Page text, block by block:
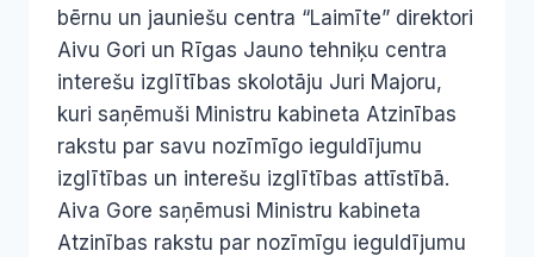
bērnu un jauniešu centra “Laimīte” direktori
Aivu Gori un Rīgas Jauno tehniķu centra
interešu izglītības skolotāju Juri Majoru,
kuri saņēmuši Ministru kabineta Atzinības
rakstu par savu nozīmīgo ieguldījumu
izglītības un interešu izglītības attīstībā.
Aiva Gore saņēmusi Ministru kabineta
Atzinības rakstu par nozīmīgu ieguldījumu